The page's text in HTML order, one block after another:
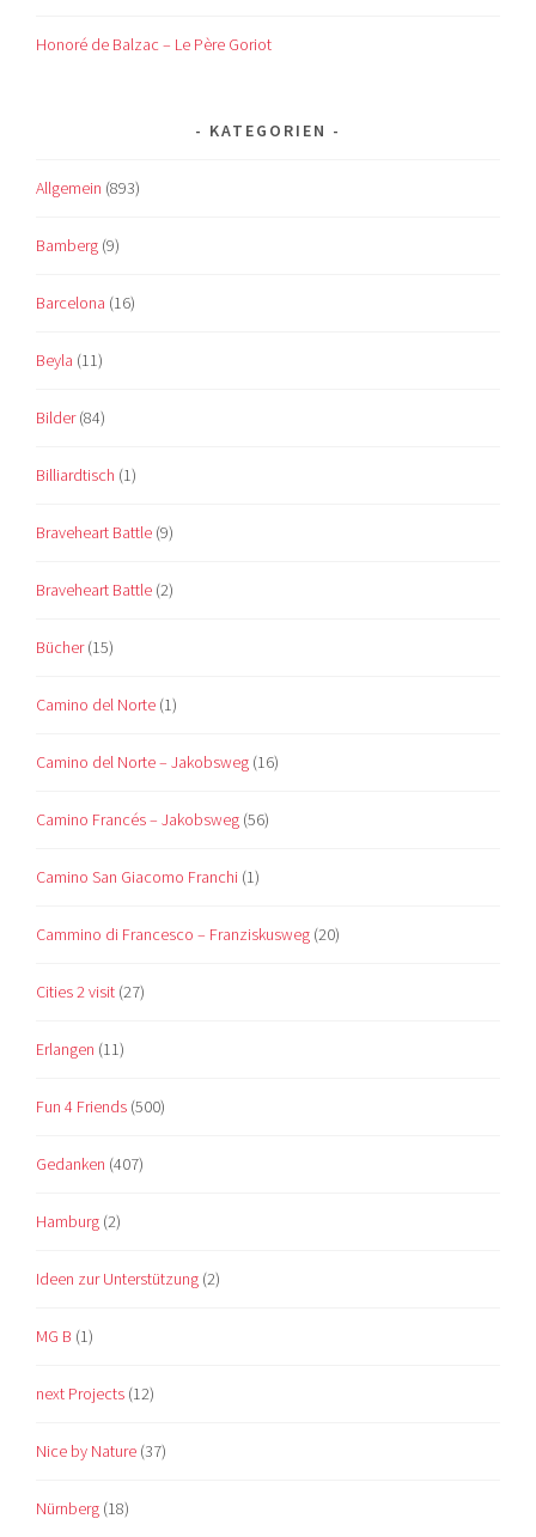
Honoré de Balzac – Le Père Goriot
KATEGORIEN
Allgemein (893)
Bamberg (9)
Barcelona (16)
Beyla (11)
Bilder(84)
Billiardtisch (1)
Braveheart Battle (9)
Braveheart Battle (2)
Bücher(15)
Camino del Norte (1)
Camino del Norte – Jakobsweg (16)
Camino Francés – Jakobsweg (56)
Camino San Giacomo Franchi (1)
Cammino di Francesco – Franziskusweg (20)
Cities 2 visit (27)
Erlangen (11)
Fun 4 Friends (500)
Gedanken (407)
Hamburg (2)
Ideen zur Unterstützung (2)
MG B (1)
next Projects (12)
Nice by Nature (37)
Nürnberg (18)